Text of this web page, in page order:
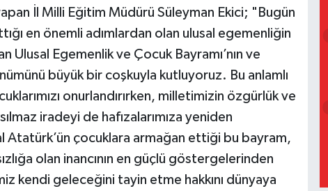
İl Milli Eğitim Müdürü Süleyman Ekici; "Bugün
en önemli adımlardan olan ulusal egemenliğin
Egemenlik ve Çocuk Bayramı’nın ve
büyük bir coşkuyla kutluyoruz. Bu anlamlı
onurlandırırken, milletimizin özgürlük ve
iradeyi de hafızalarımıza yeniden
Atatürk’ün çocuklara armağan ettiği bu bayram,
olan inancının en güçlü göstergelerinden
kendi geleceğini tayin etme hakkını dünyaya